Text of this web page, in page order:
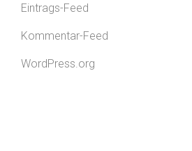
Eintrags-Feed
Kommentar-Feed
WordPress.org